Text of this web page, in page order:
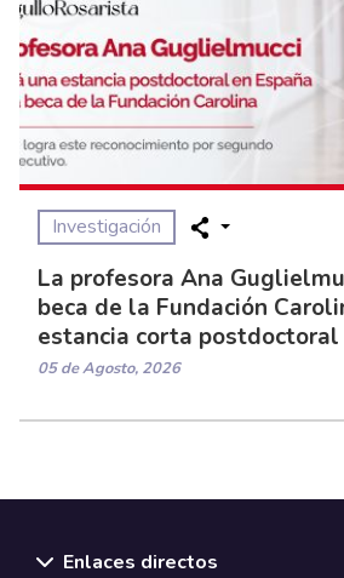
Investigación
La profesora Ana
beca de la Fundación
estancia corta postdoctoral
05 de Agosto, 2026
Enlaces directos